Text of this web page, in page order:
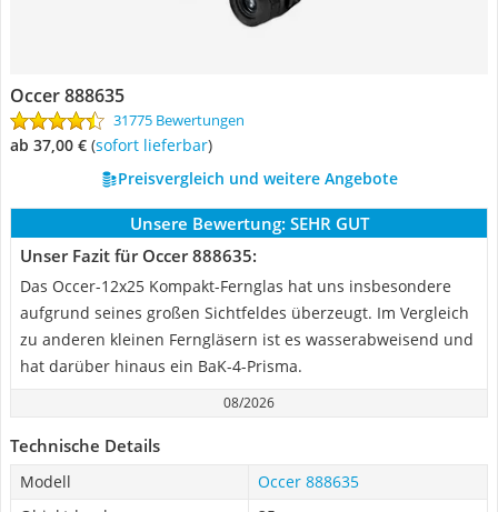
Occer 888635
31775 Bewertungen
ab 37,00 € ( Sofort lieferbar)
Preisvergleich und weitere Angebote
Unsere Bewertung: SEHR GUT
Unser Fazit für Occer 888635:
Das Occer-12x25 Kompakt-Fernglas hat uns insbesondere
aufgrund seines großen Sichtfeldes überzeugt. Im Vergleich
zu anderen kleinen Ferngläsern ist es wasserabweisend und
hat darüber hinaus ein BaK-4-Prisma.
08/2026
Technische Details
Modell
Occer 888635